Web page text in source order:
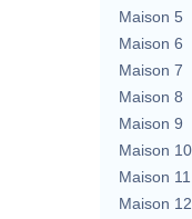
Maison 5
Maison 6
Maison 7
Maison 8
Maison 9
Maison 10
Maison 11
Maison 12